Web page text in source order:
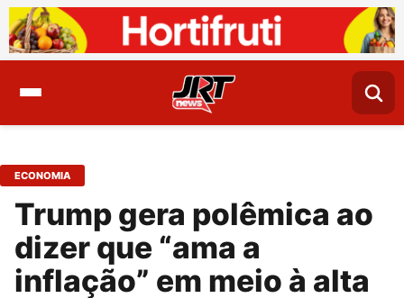
ECONOMIA
Trump gera polêmica ao
dizer que “ama a
inflação” em meio à alta